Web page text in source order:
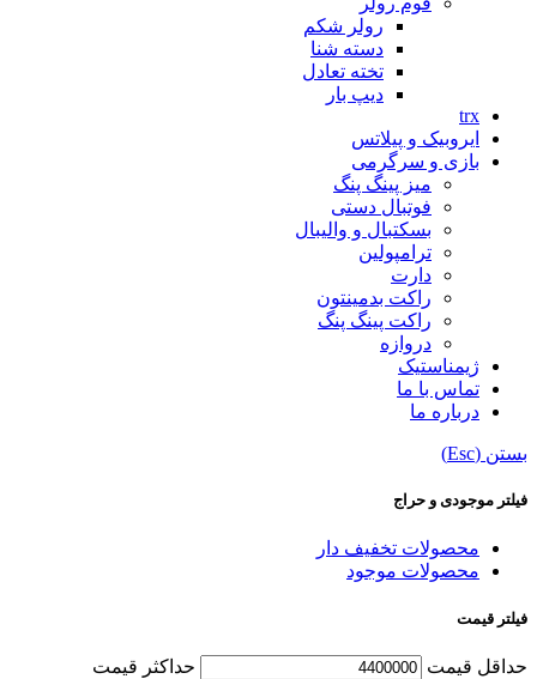
رولر شکم
دسته شنا
تخته تعادل
دیپ بار
trx
ایروبیک و پیلاتس
بازی و سرگرمی
میز پینگ پنگ
فوتبال دستی
بسکتبال و والیبال
ترامپولین
دارت
راکت بدمینتون
راکت پینگ پنگ
دروازه
ژیمناستیک
تماس با ما
درباره ما
بستن (Esc)
فیلتر موجودی و حراج
محصولات تخفیف دار
محصولات موجود
فیلتر قیمت
حداقل قیمت حداکثر قیمت